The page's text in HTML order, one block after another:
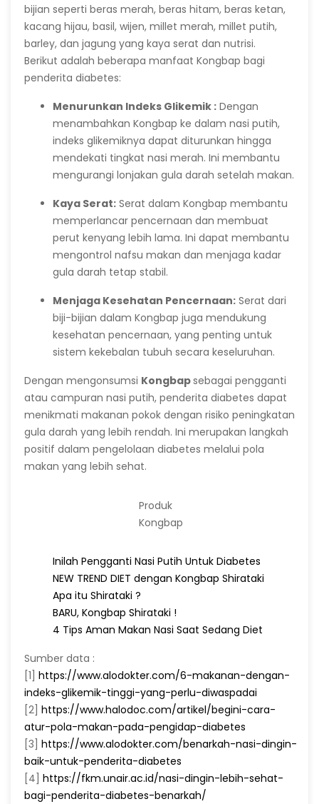
bijian seperti beras merah, beras hitam, beras ketan,
kacang hijau, basil, wijen, millet merah, millet putih,
barley, dan jagung yang kaya serat dan nutrisi.
Berikut adalah beberapa manfaat Kongbap bagi
penderita diabetes:
Menurunkan Indeks Glikemik : Dengan
menambahkan Kongbap ke dalam nasi putih,
indeks glikemiknya dapat diturunkan hingga
mendekati tingkat nasi merah. Ini membantu
mengurangi lonjakan gula darah setelah makan.
Kaya Serat: Serat dalam Kongbap membantu
memperlancar pencernaan dan membuat
perut kenyang lebih lama. Ini dapat membantu
mengontrol nafsu makan dan menjaga kadar
gula darah tetap stabil.
Menjaga Kesehatan Pencernaan: Serat dari
biji-bijian dalam Kongbap juga mendukung
kesehatan pencernaan, yang penting untuk
sistem kekebalan tubuh secara keseluruhan.
Dengan mengonsumsi Kongbapsebagai pengganti
atau campuran nasi putih, penderita diabetes dapat
menikmati makanan pokok dengan risiko peningkatan
gula darah yang lebih rendah. Ini merupakan langkah
positif dalam pengelolaan diabetes melalui pola
makan yang lebih sehat.
Produk
Kongbap
Inilah Pengganti Nasi Putih Untuk Diabetes
NEW TREND DIET dengan Kongbap Shirataki
Apa itu Shirataki ?
BARU, Kongbap Shirataki !
4 Tips Aman Makan Nasi Saat Sedang Diet
Sumber data :
[1] https://www.alodokter.com/6-makanan-dengan-
indeks-glikemik-tinggi-yang-perlu-diwaspadai
[2] https://www.halodoc.com/artikel/begini-cara-
atur-pola-makan-pada-pengidap-diabetes
[3] https://www.alodokter.com/benarkah-nasi-dingin-
baik-untuk-penderita-diabetes
[4] https://fkm.unair.ac.id/nasi-dingin-lebih-sehat-
bagi-penderita-diabetes-benarkah/